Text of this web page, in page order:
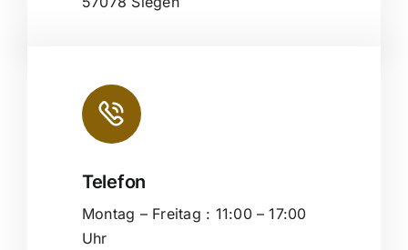
Telefon
Montag – Freitag : 11:00 – 17:00
Uhr